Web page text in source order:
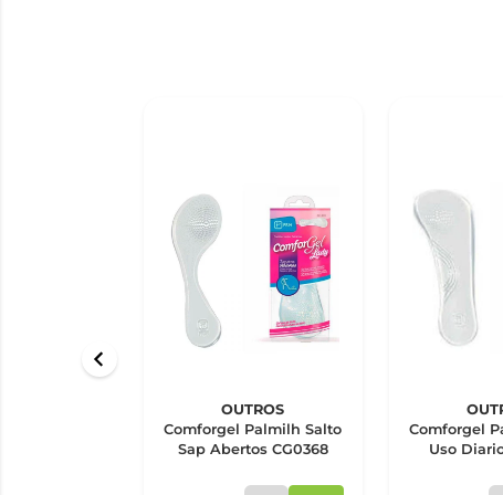
OUTROS
Comforgel Palmilh Salto
Sap Abertos CG0368
Comforgel
Uso